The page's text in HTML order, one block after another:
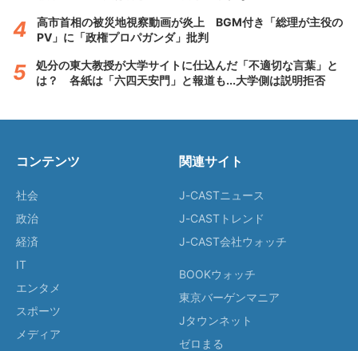
高市首相の被災地視察動画が炎上 BGM付き「総理が主役の
PV」に「政権プロパガンダ」批判
処分の東大教授が大学サイトに仕込んだ「不適切な言葉」と
は？ 各紙は「六四天安門」と報道も...大学側は説明拒否
コンテンツ
社会
政治
経済
IT
エンタメ
スポーツ
メディア
関連サイト
J-CASTニュース
J-CASTトレンド
J-CAST会社ウォッチ
BOOKウォッチ
東京バーゲンマニア
Jタウンネット
ゼロまる